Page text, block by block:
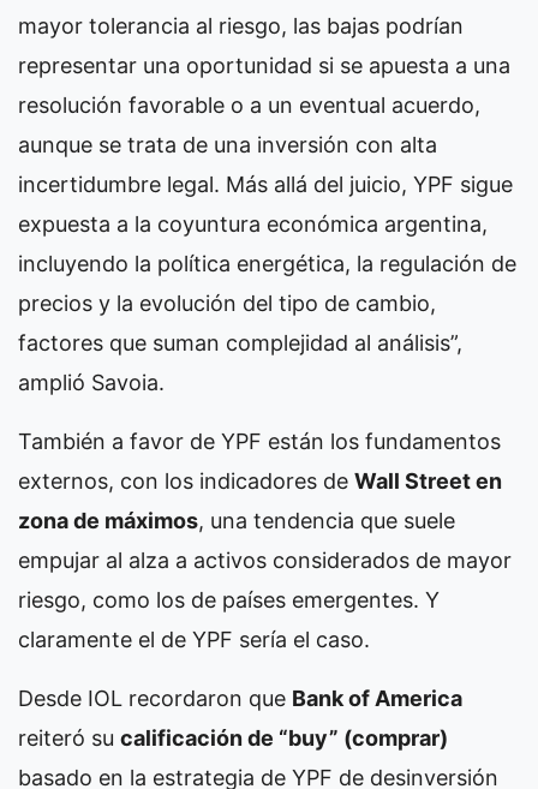
mayor tolerancia al riesgo, las bajas podrían
representar una oportunidad si se apuesta a una
resolución favorable o a un eventual acuerdo,
aunque se trata de una inversión con alta
incertidumbre legal. Más allá del juicio, YPF sigue
expuesta a la coyuntura económica argentina,
incluyendo la política energética, la regulación de
precios y la evolución del tipo de cambio,
factores que suman complejidad al análisis”,
amplió Savoia.
También a favor de YPF están los fundamentos
externos, con los indicadores de Wall Street en
zona de máximos, una tendencia que suele
empujar al alza a activos considerados de mayor
riesgo, como los de países emergentes. Y
claramente el de YPF sería el caso.
Desde IOL recordaron que Bank of America
reiteró su calificación de “buy” (comprar)
basado en la estrategia de YPF de desinversión